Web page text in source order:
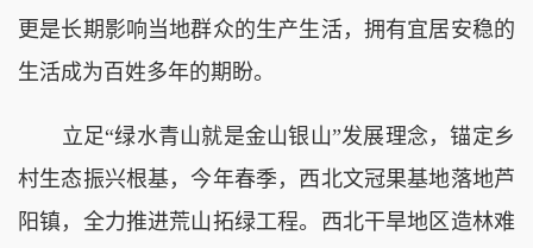
更是长期影响当地群众的生产生活，拥有宜居安稳的
生活成为百姓多年的期盼。
立足“绿水青山就是金山银山”发展理念，锚定乡
村生态振兴根基，今年春季，西北文冠果基地落地芦
阳镇，全力推进荒山拓绿工程。西北干旱地区造林难